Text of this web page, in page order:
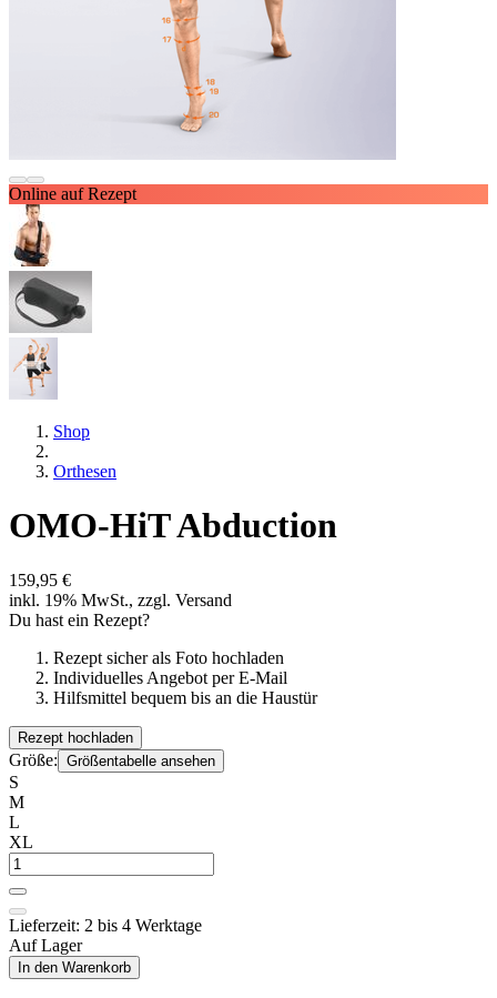
Online auf Rezept
Shop
Orthesen
OMO-HiT Abduction
159,95 €
inkl. 19% MwSt., zzgl. Versand
Du hast ein Rezept?
Rezept sicher als Foto hochladen
Individuelles Angebot per E-Mail
Hilfsmittel bequem bis an die Haustür
Rezept hochladen
Größe: Größentabelle ansehen
S
M
L
XL
Lieferzeit: 2 bis 4 Werktage
Auf Lager
In den Warenkorb